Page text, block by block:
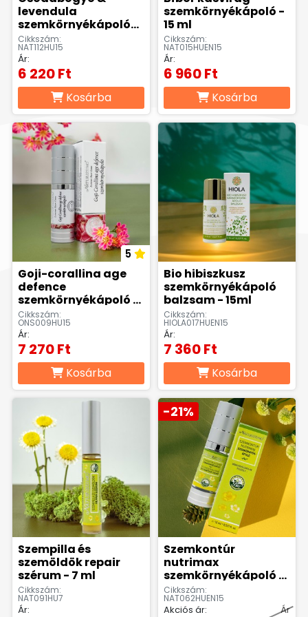
levendula
szemkörnyékápoló
gél - 15ml
Cikkszám:
NAT112HU15
Ár:
6 220 Ft
Kosárba
szemkörnyékápoló -
15 ml
Cikkszám:
NAT015HUEN15
Ár:
6 960 Ft
Kosárba
5
Goji-corallina age
defence
szemkörnyékápoló -
15ml
Cikkszám:
ONS009HU15
Ár:
7 270 Ft
Kosárba
Bio hibiszkusz
szemkörnyékápoló
balzsam - 15ml
Cikkszám:
HIOLA017HUEN15
Ár:
7 360 Ft
Kosárba
Szempilla és
szemöldök repair
szérum - 7 ml
Cikkszám:
NAT091HU7
Ár:
-21%
Szemkontúr
nutrimax
szemkörnyékápoló -
15 ml
Cikkszám:
NAT062HUEN15
Akciós ár: Ár